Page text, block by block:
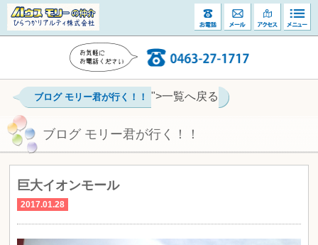
ブログ モリー君が行く！！ ">一覧へ戻る
ブログ モリー君が行く！！
巨大イオンモール
2017.01.28